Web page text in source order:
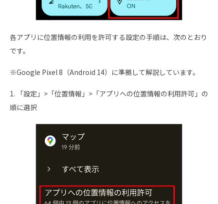
各アプリに位置情報の利用を許可する設定の手順は、次のとおり
です。
※Google Pixel 8（Android 14）に準拠して解説しています。
1. 「設定」>「位置情報」>「アプリへの位置情報の利用許可」の
順に選択